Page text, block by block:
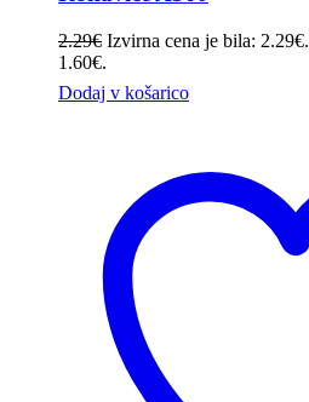
2.29€ Izvirna cena je bila: 2.29€.
1.60€.
Dodaj v košarico